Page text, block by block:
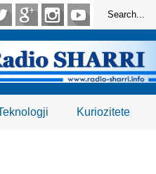
Kuriozitete